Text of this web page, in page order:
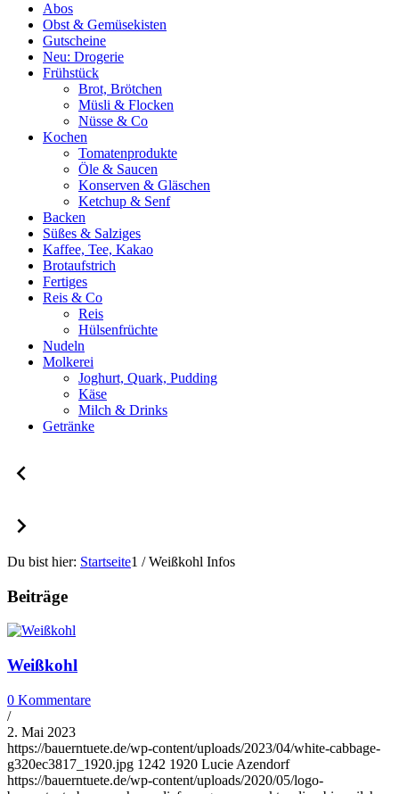
Abos
Obst & Gemüsekisten
Gutscheine
Neu: Drogerie
Frühstück
Brot, Brötchen
Müsli & Flocken
Nüsse & Co
Kochen
Tomatenprodukte
Öle & Saucen
Konserven & Gläschen
Ketchup & Senf
Backen
Süßes & Salziges
Kaffee, Tee, Kakao
Brotaufstrich
Fertiges
Reis & Co
Reis
Hülsenfrüchte
Nudeln
Molkerei
Joghurt, Quark, Pudding
Käse
Milch & Drinks
Getränke
Du bist hier: Startseite1 / Weißkohl Infos
Beiträge
Weißkohl
0 Kommentare
/
2. Mai 2023
https://bauerntuete.de/wp-content/uploads/2023/04/white-cabbage-
g320ec3817_1920.jpg 1242 1920 Lucie Azendorf
https://bauerntuete.de/wp-content/uploads/2020/05/logo-